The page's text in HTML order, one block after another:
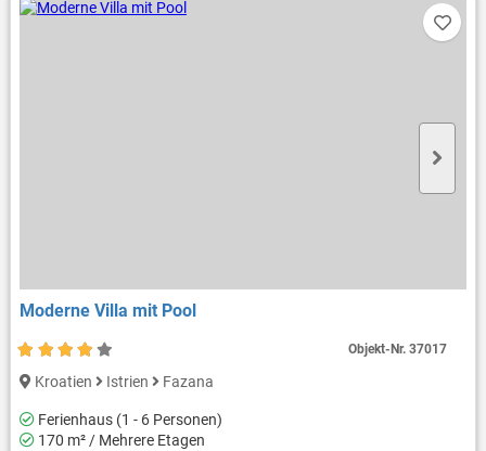
Moderne Villa mit Pool
Kroatien Istrien Fazana
Ferienhaus (1 - 6 Personen)
170 m² / Mehrere Etagen
Objekt-Nr.37017